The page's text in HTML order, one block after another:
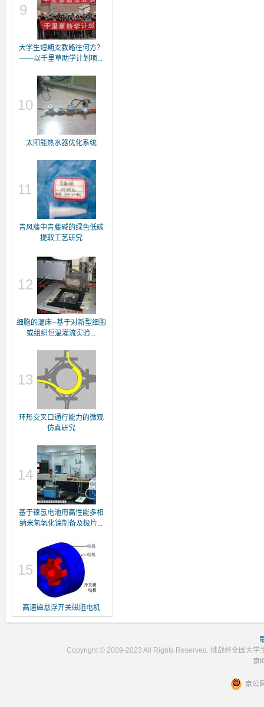
9
大学生短期支教路往何方？
——以千里草助学计划项...
10
太阳能热水器优化系统
11
青风藤中青藤碱的绿色低碳
提取工艺研究
12
细胞的温床--基于对新型细胞
或组织恒温灌流实验...
13
环形交叉口通行能力的微观
仿真研究
14
基于镍氢电池用高性能多相
纳米氢氧化镍制备及极片...
15
高速磁悬浮开关磁阻电机
Copyright © 2009-2023 All Rights Reserved. 挑战杯全国大学
京
京公